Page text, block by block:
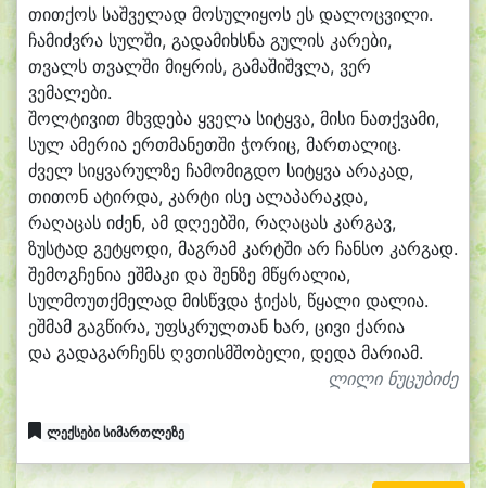
თითქოს საშველად მოსულიყოს ეს დალოცვილი.
ჩამიძვრა სულში, გადამიხსნა გულის კარები,
თვალს თვალში მიყრის, გამაშიშვლა, ვერ
ვემალები.
შოლტივით მხვდება ყველა სიტყვა, მისი ნათქვამი,
სულ ამერია ერთმანეთში ჭორიც, მართალიც.
ძველ სიყვარულზე ჩამომიგდო სიტყვა არაკად,
თითონ ატირდა, კარტი ისე ალაპარაკდა,
რაღაცას იძენ, ამ დღეებში, რაღაცას კარგავ,
ზუსტად გეტყოდი, მაგრამ კარტში არ ჩანსო კარგად.
შემოგჩენია ეშმაკი და შენზე მწყრალია,
სულმოუთქმელად მისწვდა ჭიქას, წყალი დალია.
ეშმამ გაგწირა, უფსკრულთან ხარ, ცივი ქარია
და გადაგარჩენს ღვთისმშობელი, დედა მარიამ.
ლილი ნუცუბიძე
ლექსები სიმართლეზე